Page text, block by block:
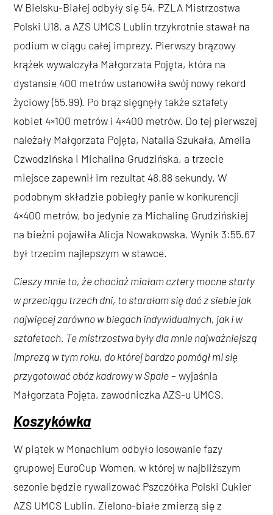
W Bielsku-Białej odbyły się 54. PZLA Mistrzostwa
Polski U18, a AZS UMCS Lublin trzykrotnie stawał na
podium w ciągu całej imprezy. Pierwszy brązowy
krążek wywalczyła Małgorzata Pojęta, która na
dystansie 400 metrów ustanowiła swój nowy rekord
życiowy (55.99). Po brąz sięgnęły także sztafety
kobiet 4×100 metrów i 4×400 metrów. Do tej pierwszej
należały Małgorzata Pojęta, Natalia Szukała, Amelia
Czwodzińska i Michalina Grudzińska, a trzecie
miejsce zapewnił im rezultat 48.88 sekundy. W
podobnym składzie pobiegły panie w konkurencji
4×400 metrów, bo jedynie za Michalinę Grudzińskiej
na bieżni pojawiła Alicja Nowakowska. Wynik 3:55.67
był trzecim najlepszym w stawce.
Cieszy mnie to, że chociaż miałam cztery mocne starty
w przeciągu trzech dni, to starałam się dać z siebie jak
najwięcej zarówno w biegach indywidualnych, jak i w
sztafetach. Te mistrzostwa były dla mnie najważniejszą
imprezą w tym roku, do której bardzo pomógł mi się
przygotować obóz kadrowy w Spale– wyjaśnia
Małgorzata Pojęta, zawodniczka AZS-u UMCS.
Koszykówka
W piątek w Monachium odbyło losowanie fazy
grupowej EuroCup Women, w której w najbliższym
sezonie będzie rywalizować Pszczółka Polski Cukier
AZS UMCS Lublin. Zielono-białe zmierzą się z